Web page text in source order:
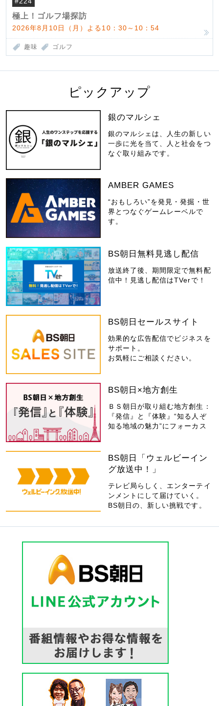
極上！ゴルフ場探訪
2026年8月10日（月）よる10：30～10：54
趣味 ゴルフ
ピックアップ
銀のマルシェ
銀のマルシェは、人生の新しい
一歩に光を当て、人と社会をつ
なぐ取り組みです。
AMBER GAMES
“おもしろい”を発見・発掘・世
界とつなぐゲームレーベルで
す。
BS朝日無料見逃し配信
放送終了後、期間限定で無料配
信中！見逃し配信はTVerで！
BS朝日セールスサイト
効果的な広告配信でビジネスを
サポート。
お気軽にご相談ください。
BS朝日×地方創生
ＢＳ朝日が取り組む地方創生：
『発信』と『体験』“知る人ぞ
知る地域の魅力”にフォーカス
BS朝日「ウェルビーイン
グ放送中！」
テレビ局らしく、エンターテイ
ンメントにして届けていく。
BS朝日の、新しい挑戦です。